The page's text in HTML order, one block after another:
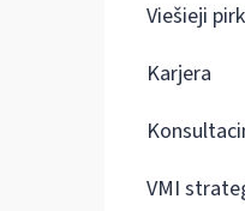
Viešieji
Karjera
VMI